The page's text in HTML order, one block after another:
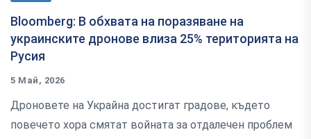
Bloomberg: В обхвата на поразяване на
украинските дронове влиза 25% територията на
Русия
5 Май, 2026
Дроновете на Украйна достигат градове, където
повечето хора смятат войната за отдалечен проблем